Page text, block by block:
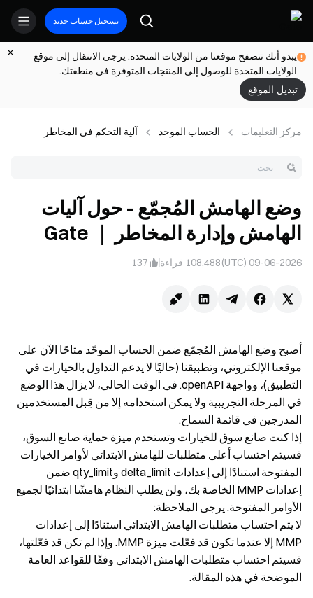
تسجيل حساب جديد
يبدو أنك تتصفح موقعنا من الولايات المتحدة. يرجى الانتقال إلى موقع
الولايات المتحدة للوصول إلى المنتجات المتوفرة في منطقتك.
تبديل الموقع
مركز التعلیمات الحساب الموحد آلية التحكم في المخاطر
وضع الهامش المُجمّع - حول آليات
الهامش وإدارة المخاطر ｜ Gate
09-06-2026 (UTC)
108,488 قراءة 137
أصبح وضع الهامش المُجمّع ضمن الحساب الموحّد متاحًا الآن على
موقعنا الإلكتروني، وتطبيقنا (حاليًا لا يدعم التداول بالخيارات في
التطبيق)، وواجهة openAPI. في الوقت الحالي، لا يزال هذا الوضع
في المرحلة التجريبية ولا يمكن استخدامه إلا من قِبل المستخدمين
المدرجين في قائمة السماح.
إذا كنت صانع سوق للخيارات وتستخدم ميزة حماية صانع السوق،
فسيتم احتساب أعلى متطلبات للهامش الابتدائي لأوامر الخيارات
المفتوحة استنادًا إلى إعدادات delta_limit وqty_limit ضمن
إعدادات MMP الخاصة بك، ولن يطلب النظام هامشًا ابتدائيًا لجميع
الأوامر المفتوحة. يرجى الملاحظة:
لا يتم احتساب متطلبات الهامش الابتدائي استنادًا إلى إعدادات
MMP إلا عندما تكون قد فعّلت ميزة MMP. وإذا لم تكن قد فعّلتها،
فسيتم احتساب متطلبات الهامش الابتدائي وفقًا للقواعد العامة
الموضحة في هذه المقالة.